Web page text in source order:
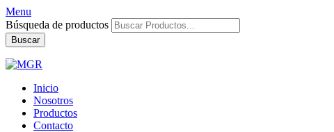
Menu
Búsqueda de productos
Buscar
Inicio
Nosotros
Productos
Contacto